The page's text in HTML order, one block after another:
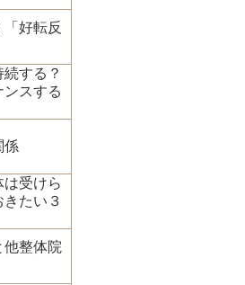
好転反
する？
ンスする
係
受けら
たい３
他整体院